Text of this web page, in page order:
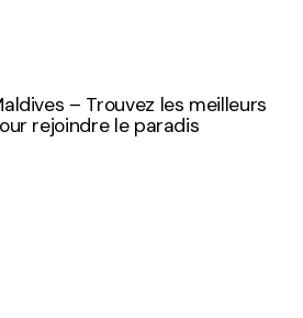
– Trouvez les meilleurs
rejoindre le paradis